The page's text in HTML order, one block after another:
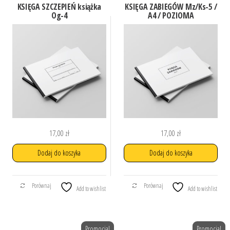
KSIĘGA SZCZEPIEŃ książka
Og-4
17,00 zł
Dodaj do koszyka
Porównaj Add to wishlist
KSIĘGA ZABIEGÓW Mz/Ks-5 /
A4 / POZIOMA
17,00 zł
Dodaj do koszyka
Porównaj Add to wishlist